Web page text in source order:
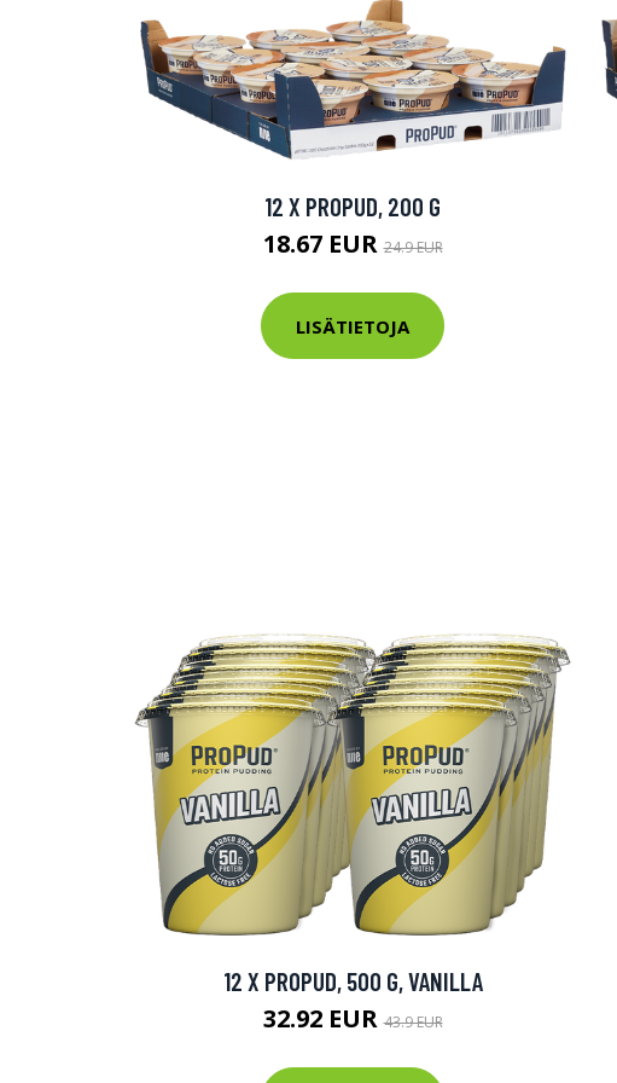
12 X PROPUD, 200 G
18.67 EUR24.9 EUR
LISÄTIETOJA
12 X PROPUD, 500 G, VANILLA
32.92 EUR43.9 EUR